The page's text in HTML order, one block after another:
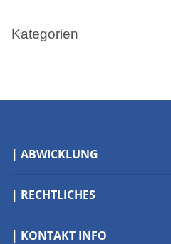
Kategorien
| ABWICKLUNG
| RECHTLICHES
| KONTAKT INFO